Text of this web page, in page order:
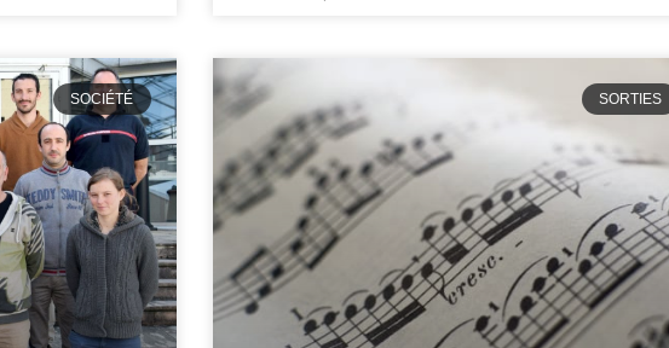
SOCIÉTÉ SORTIES